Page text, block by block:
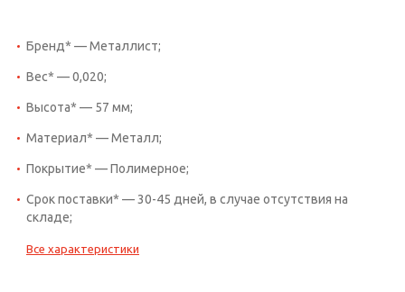
Бренд* — Металлист;
Вес* — 0,020;
Высота* — 57 мм;
Материал* — Металл;
Покрытие* — Полимерное;
Срок поставки* — 30-45 дней, в случае отсутствия на
складе;
Все характеристики